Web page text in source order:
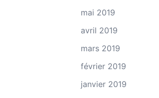
mai 2019
avril 2019
mars 2019
février 2019
janvier 2019